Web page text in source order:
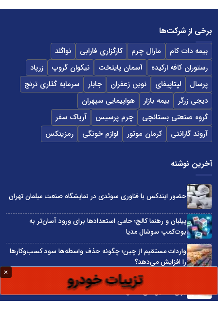
برخی از شرکت‌ها
بیمه دات کام مارال چرم کارگزاری فارابی
نواگلد
رستوران کافه ارکیده
آسمان پایتخت نیکوان گروپ
زرپاد
پرسال
لپتاپیفای نوین زعفران جابار
سرمایه گذاری ترنج
دیجی زرگر
بیمه بازار
هواپیمایی سپهران
گروه صنعتی بستانچی
چرم پرسیس
آریاک سفر
آروند گارانتی
کرمان موتور لوازم خونگی رمزینکس
آخرین نوشته
حضور ایندکس با فناوری سوئدی در نمایشگاه صنعت مبلمان تهران
پیلبان و رهنما کالج؛ حامی استعدادها برای ورود آسان‌تر به
بوت‌کمپ سوشال مدیا
واردات مستقیم از چین؛ چگونه حذف واسطه‌ها سود کسب‌وکارها
را افزایش می‌دهد؟
ترند ترین دستبندهای طلا برای تابستان؛ انتخابی ظریف و متفاوت
برای استایل‌های خاص